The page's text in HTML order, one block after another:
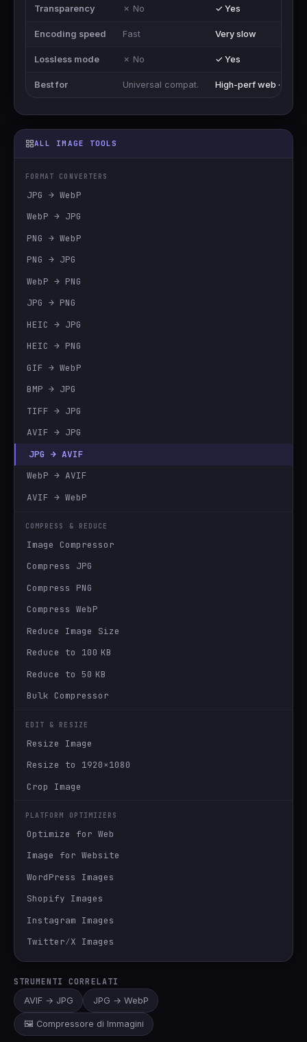
Transparency ✗ No ✓ Yes
Encoding speed Fast Very slow
Lossless mode ✗ No ✓ Yes
Best for Universal compat. High-perf web · 2025
ALL IMAGE TOOLS
FORMAT CONVERTERS
JPG → WebP
WebP → JPG
PNG → WebP
PNG → JPG
WebP → PNG
JPG → PNG
HEIC → JPG
HEIC → PNG
GIF → WebP
BMP → JPG
TIFF → JPG
AVIF → JPG
JPG → AVIF
WebP → AVIF
AVIF → WebP
COMPRESS & REDUCE
Image Compressor
Compress JPG
Compress PNG
Compress WebP
Reduce Image Size
Reduce to 100 KB
Reduce to 50 KB
Bulk Compressor
EDIT & RESIZE
Resize Image
Resize to 1920×1080
Crop Image
PLATFORM OPTIMIZERS
Optimize for Web
Image for Website
WordPress Images
Shopify Images
Instagram Images
Twitter∕X Images
STRUMENTI CORRELATI
AVIF → JPG
JPG → WebP
🖼️ Compressore di Immagini